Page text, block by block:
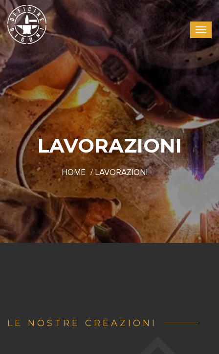
LAVORAZIONI
HOME LAVORAZIONI
LE NOSTRE CREAZIONI